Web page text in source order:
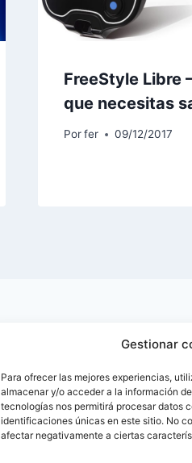
Gestionar
Para ofrecer las mejores experiencias,
almacenar y/o acceder a la información
tecnologías nos permitirá procesar datos
identificaciones únicas en este sitio. No
afectar negativamente a ciertas
FreeStyle Libre
que necesitas
Por fer 09/12/2017